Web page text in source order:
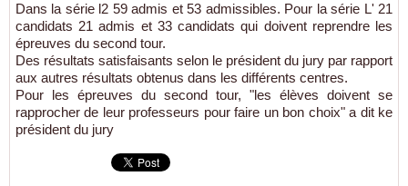
Dans la série l2 59 admis et 53 admissibles. Pour la série L' 21
candidats 21 admis et 33 candidats qui doivent reprendre les
épreuves du second tour.
Des résultats satisfaisants selon le président du jury par rapport
aux autres résultats obtenus dans les différents centres.
Pour les épreuves du second tour, "les élèves doivent se
rapprocher de leur professeurs pour faire un bon choix" a dit ke
président du jury